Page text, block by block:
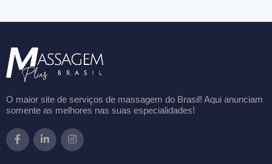
O maior site de serviços de massagem do Brasil! Aqui anunciam
somente as melhores nas suas especialidades!